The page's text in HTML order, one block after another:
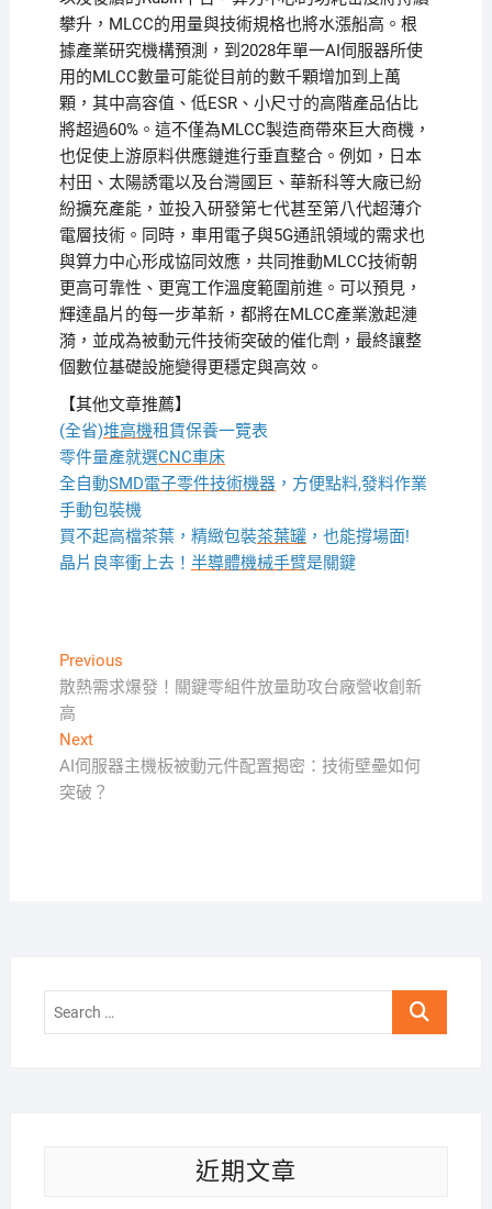
攀升，MLCC的用量與技術規格也將水漲船高。根
據產業研究機構預測，到2028年單一AI伺服器所使
用的MLCC數量可能從目前的數千顆增加到上萬
顆，其中高容值、低ESR、小尺寸的高階產品佔比
將超過60%。這不僅為MLCC製造商帶來巨大商機，
也促使上游原料供應鏈進行垂直整合。例如，日本
村田、太陽誘電以及台灣國巨、華新科等大廠已紛
紛擴充產能，並投入研發第七代甚至第八代超薄介
電層技術。同時，車用電子與5G通訊領域的需求也
與算力中心形成協同效應，共同推動MLCC技術朝
更高可靠性、更寬工作溫度範圍前進。可以預見，
輝達晶片的每一步革新，都將在MLCC產業激起漣
漪，並成為被動元件技術突破的催化劑，最終讓整
個數位基礎設施變得更穩定與高效。
【其他文章推薦】
(全省)堆高機租賃保養一覽表
零件量產就選CNC車床
全自動SMD電子零件技術機器，方便點料,發料作業
手動包裝機
買不起高檔茶葉，精緻包裝茶葉罐，也能撐場面!
晶片良率衝上去！ 半導體機械手臂是關鍵
文
章
導
覽
PreviousPrevious
post:
散熱需求爆發！關鍵零組件放量助攻台廠營收創新
高
NextNext
post:
AI伺服器主機板被動元件配置揭密：技術壁壘如何
突破？
Search
近期文章